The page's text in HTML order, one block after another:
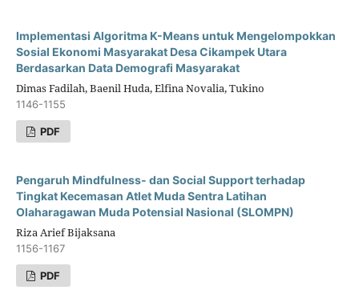
Implementasi Algoritma K-Means untuk Mengelompokkan
Sosial Ekonomi Masyarakat Desa Cikampek Utara
Berdasarkan Data Demografi Masyarakat
Dimas Fadilah, Baenil Huda, Elfina Novalia, Tukino
1146-1155
PDF
Pengaruh Mindfulness- dan Social Support terhadap
Tingkat Kecemasan Atlet Muda Sentra Latihan
Olaharagawan Muda Potensial Nasional (SLOMPN)
Riza Arief Bijaksana
1156-1167
PDF